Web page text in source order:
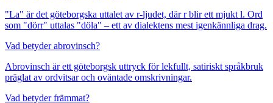
"La" är det göteborgska uttalet av r-ljudet, där r blir ett mjukt l. Ord
som "dörr" uttalas "döla" – ett av dialektens mest igenkännliga drag.
Vad betyder abrovinsch?
Abrovinsch är ett göteborgsk uttryck för lekfullt, satiriskt språkbruk
präglat av ordvitsar och oväntade omskrivningar.
Vad betyder främmat?